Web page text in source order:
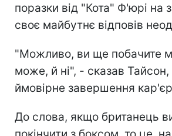
поразки від "Кота" Ф'юрі на
своє майбутнє відповів
"Можливо, ви ще побачите
може, й ні", - сказав
ймовірне завершення
До слова, якщо британець